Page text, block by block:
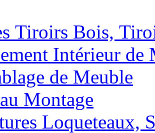
Tiroirs Bois,
Intérieur de
de Meuble
Montage
Loqueteaux,